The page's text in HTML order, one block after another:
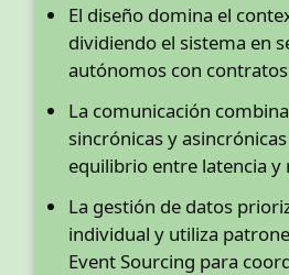
El diseño domina el
dividiendo el sistema en
autónomos con
La comunicación
sincrónicas y
equilibrio entre latencia y
La gestión de datos
individual y utiliza
Event Sourcing para